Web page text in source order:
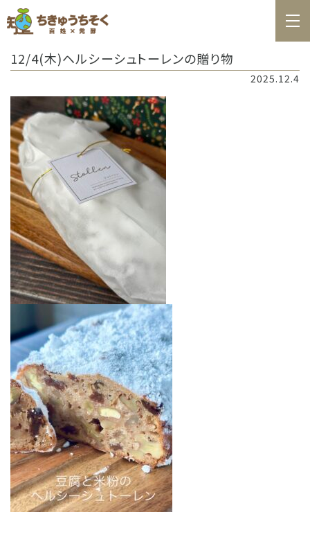
百姓日記
お知らせ
お問合せ
料理教室カレンダー
商品の購入
12/4(木)ヘルシーシュトーレンの贈り物
2025.12.4